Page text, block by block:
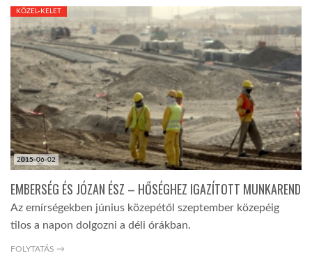
2015-06-02
KÖZEL-KELET
EMBERSÉG ÉS JÓZAN ÉSZ – HŐSÉGHEZ IGAZÍTOTT MUNKAREND
Az emírségekben június közepétől szeptember közepéig
tilos a napon dolgozni a déli órákban.
FOLYTATÁS →